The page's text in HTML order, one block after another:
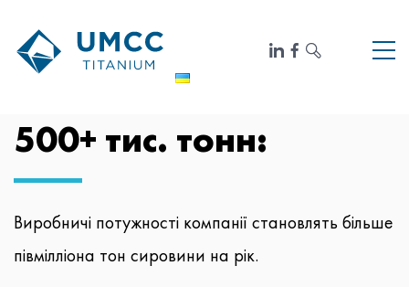
500+ тис. тонн:
Виробничі потужності компанії становлять більше
півмілліона тон сировини на рік.